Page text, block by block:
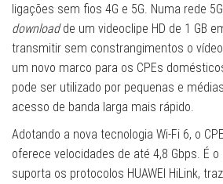
ligações sem fios 4G e 5G. Numa rede
downloadde um videoclipe HD de 1 GB
transmitir sem constrangimentos o
um novo marco para os CPEs
pode ser utilizado por pequenas e
acesso de banda larga mais rápido.
Adotando a nova tecnologia Wi-Fi 6, o
oferece velocidades de até 4,8 Gbps. É o
suporta os protocolos HUAWEI HiLink,